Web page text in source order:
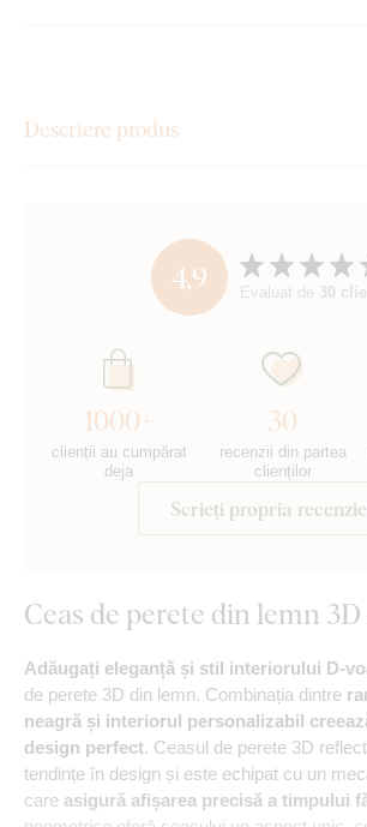
Descriere produs
4,9 Evaluat de 30
1000+
clienții au cumpărat
deja
30
recenzii din partea
clienților
Scrieți propria recenzie
Ceas de perete din lemn
Adăugați eleganță și stil interiorului D-
de perete 3D din lemn. Combinația dintre
neagră și interiorul personalizabil
design perfect. Ceasul de perete 3D
tendințe în design și este echipat cu un
care asigură afișarea precisă a timpului